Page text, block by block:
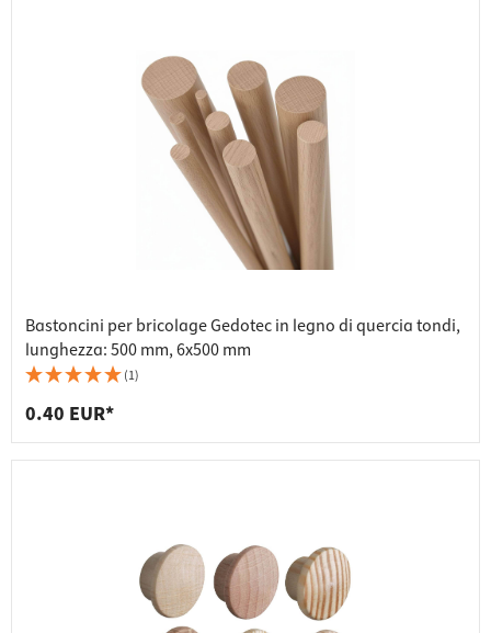
Bastoncini per bricolage Gedotec in legno di quercia tondi,
lunghezza: 500 mm, 6x500 mm
(1)
0.40 EUR*